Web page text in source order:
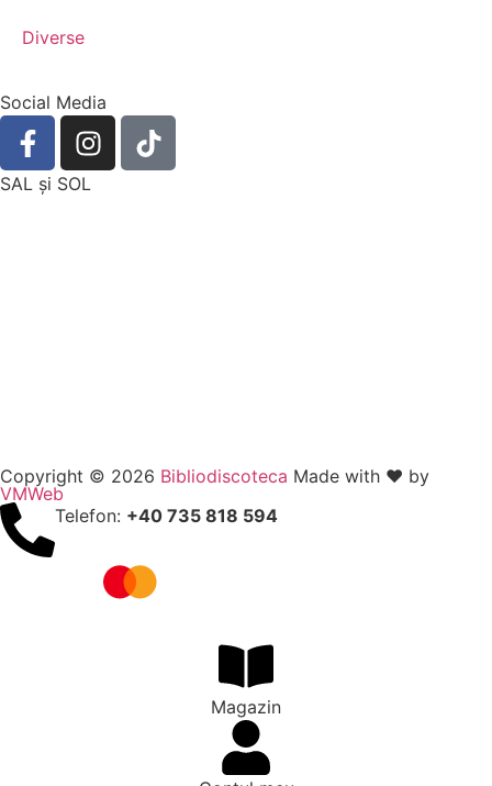
Diverse
Social Media
SAL şi SOL
Copyright © 2026 Bibliodiscoteca Made with ❤️ by
VMWeb
Telefon: +40 735 818 594
Magazin